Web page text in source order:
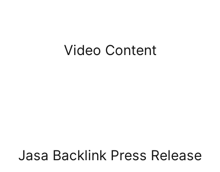
Video Content
Jasa Backlink Press Release